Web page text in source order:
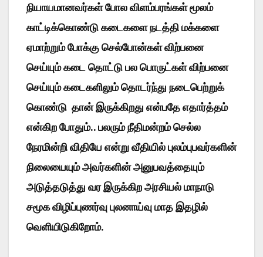
நியாயமானவர்கள் போல விளம்பரங்கள் மூலம்
காட்டிக்கொண்டு கடைகளை நடத்தி மக்களை
ஏமாற்றும் போக்கு செல்போன்கள் விற்பனை
செய்யும் கடை தொட்டு பல பொருட்கள் விற்பனை
செய்யும் கடைகளிலும் தொடர்ந்து நடைபெற்றுக்
கொண்டு தான் இருக்கிறது என்பதே எதார்த்தம்
என்கிற போதும்.. பலரும் நீதிமன்றம் செல்ல
நேரமின்றி விதியே என்று வீதியில் புலம்புபவர்களின்
நிலையையும் அவர்களின் அனுபவத்தையும்
அடுத்தடுத்து வர இருக்கிற அரசியல் மாநாடு
சமூக விழிப்புணர்வு புலனாய்வு மாத இதழில்
வெளியிடுகிறோம்.